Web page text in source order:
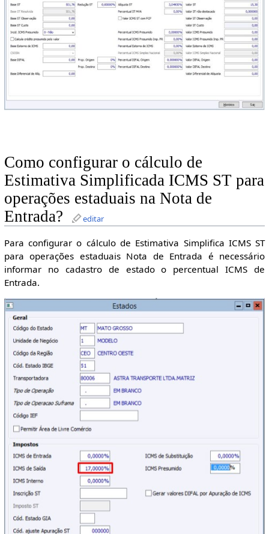
Como configurar o cálculo de
Estimativa Simplificada ICMS ST para
operações estaduais na Nota de
Entrada?
editar
Para configurar o cálculo de Estimativa Simplifica ICMS ST
para operações estaduais Nota de Entrada é necessário
informar no cadastro de estado o percentual ICMS de
Entrada.